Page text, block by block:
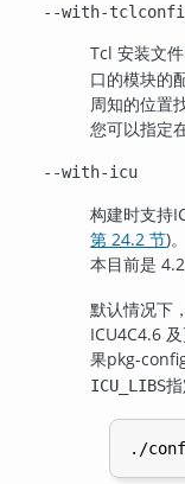
--with-
Tcl 安装文件
口的模块的
周知的位置
您可以指定
--with-icu
构建时支持
第 24.2 节)
本目前是 4.2
默认情况下，
ICU4C4.6
果pkg-
ICU_LIBS